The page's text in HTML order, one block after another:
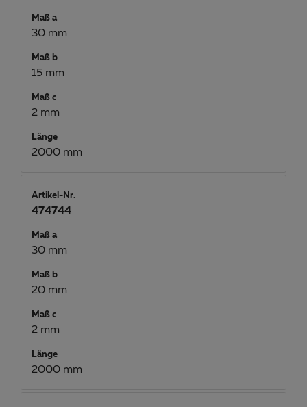
Maß a
30 mm
Maß b
15 mm
Maß c
2 mm
Länge
2000 mm
Artikel-Nr.
474744
Maß a
30 mm
Maß b
20 mm
Maß c
2 mm
Länge
2000 mm